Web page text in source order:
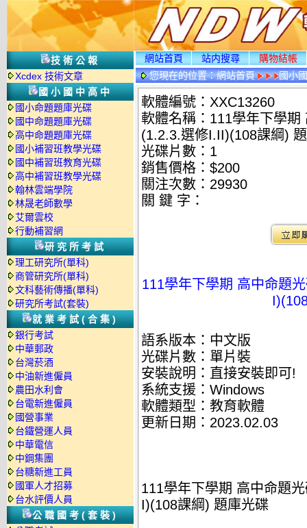
技術公報
Xcdex 技術文章
國小國中高中
國小命題題庫光碟
國中命題題庫光碟
高中命題題庫光碟
國小補習班教學光碟
國中補習班教育光碟
高中補習班教學光碟
翰林雲端學院
林晟老師數學
艾爾雲校
行動補習網
研究所考試
理工研究所(單科)
商管研究所(單科)
文科藝術傳播(單科)
研究所考試(套裝)
就業考試(合集)
銀行考試
中華郵政
台灣菸酒
中油新進僱員
農田水利會
台電新進僱員
國營事業
台鐵營運人員
中華電信
中鋼集團
台糖新進工員
國軍人才招募
台水評價人員
公職國考(套裝)
網站首頁 站内搜尋
購物結帳
您現在的位置：網站首頁 國小
軟體編號：XXC13260
軟體名稱：111學年下學
(1.2.3.選修I.II)(108課綱)
光碟片數：1
銷售價格：$200
關注次數： 29930
關 鍵 字：
111學年下學期 高中命題
語系版本：中文版
光碟片數：單片裝
安裝說明：直接安裝即可!
系統支援：Windows
軟體類型：教育軟體
更新日期：2023.02.03
111學年下學期 高中命題
I)(108課綱) 題庫光碟